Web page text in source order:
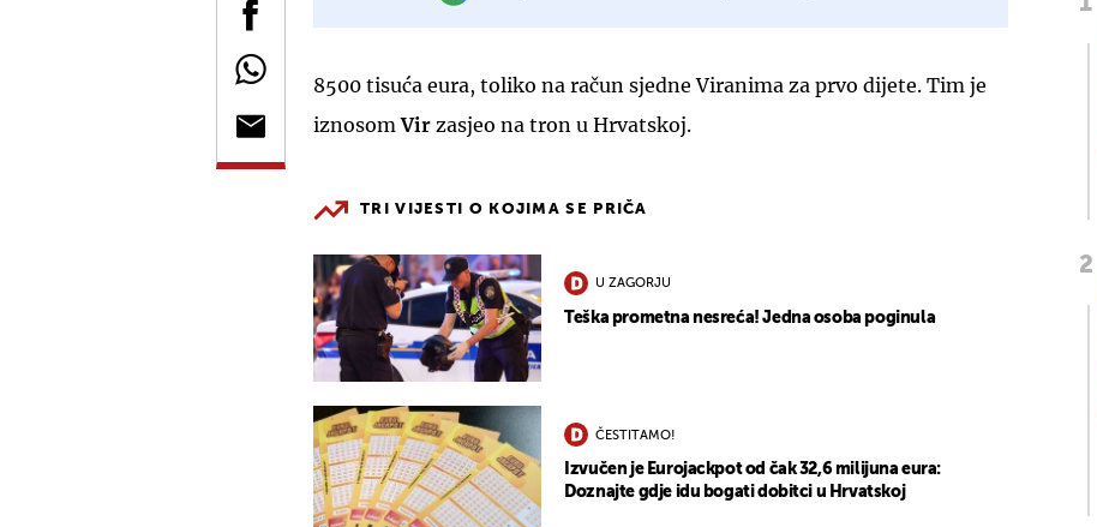
8500 tisuća eura, toliko na račun sjedne Viranima za prvo dijete. Tim je
iznosomVir zasjeo na tron u Hrvatskoj.
TRI VIJESTI O KOJIMA SE PRIČA
U ZAGORJU
Teška prometna nesreća! Jedna osoba poginula
ČESTITAMO!
Izvučen je Eurojackpot od čak 32,6 milijuna eura:
Doznajte gdje idu bogati dobitci u Hrvatskoj